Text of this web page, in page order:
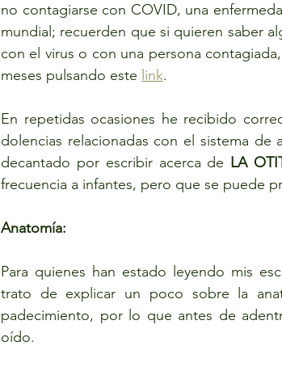
no contagiarse con COVID, una
mundial; recuerden que si quieren saber
con el virus o con una persona
meses pulsando este link.
En repetidas ocasiones he recibido
dolencias relacionadas con el sistema
decantado por escribir acerca de LA
frecuencia a infantes, pero que se puede
Anatomía:
Para quienes han estado leyendo mis
trato de explicar un poco sobre la
padecimiento, por lo que antes de
oído.